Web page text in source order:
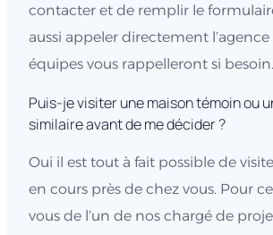
contacter et de remplir le
aussi appeler directement l’agence
équipes vous rappelleront si besoin.
Puis-je visiter une maison témoin ou
similaire avant de me décider ?
Oui il est tout à fait possible de
en cours près de chez vous. Pour
vous de l’un de nos chargé de